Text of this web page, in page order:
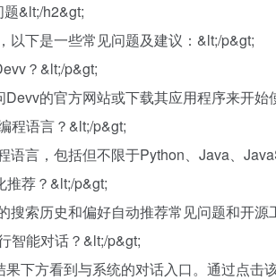
&lt;/h2&gt;
以下是一些常见问题及建议：&lt;/p&gt;
？&lt;/p&gt;
的官方网站或下载其应用程序来开
程语言？&lt;/p&gt;
语言，包括但不限于Python、Java、
推荐？&lt;/p&gt;
搜索历史和偏好自动推荐常见问题和开
智能对话？&lt;/p&gt;
下方看到与系统的对话入口。通过点